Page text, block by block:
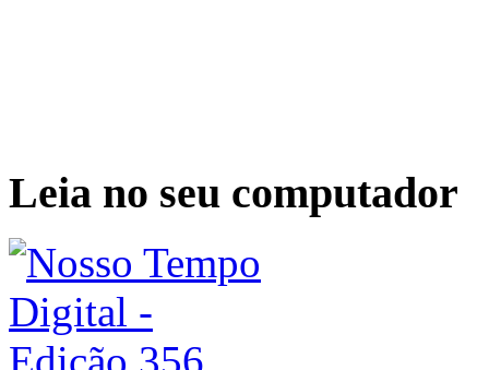
Leia no seu computador